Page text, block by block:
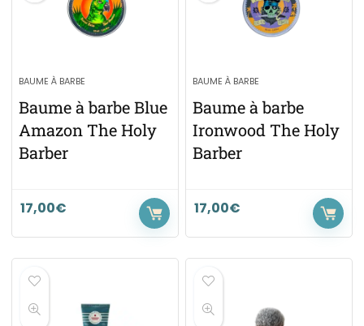
BAUME À BARBE
Baume à barbe Blue
Amazon The Holy
Barber
17,00€
BAUME À BARBE
Baume à barbe
Ironwood The Holy
Barber
17,00€